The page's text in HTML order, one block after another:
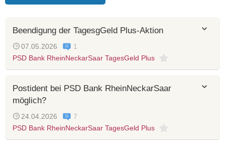
Beendigung der TagesgGeld Plus-Aktion
07.05.2026
1
PSD Bank RheinNeckarSaar TagesGeld Plus
Postident bei PSD Bank RheinNeckarSaar
möglich?
24.04.2026
7
PSD Bank RheinNeckarSaar TagesGeld Plus